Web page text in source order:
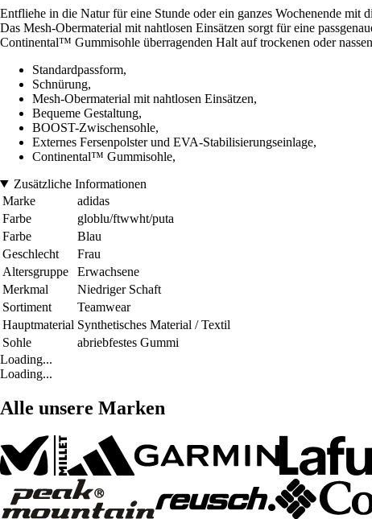
Entfliehe in die Natur für eine Stunde oder ein ganzes Wochenende
Das Mesh-Obermaterial mit nahtlosen Einsätzen sorgt für eine
Continental™ Gummisohle überragenden Halt auf trockenen oder
Standardpassform,
Schnürung,
Mesh-Obermaterial mit nahtlosen Einsätzen,
Bequeme Gestaltung,
BOOST-Zwischensohle,
Externes Fersenpolster und EVA-Stabilisierungseinlage,
Continental™ Gummisohle,
Zusätzliche Informationen
Marke
adidas
Farbe
globlu/ftwwht/puta
Farbe
Blau
Geschlecht
Frau
Altersgruppe
Erwachsene
Merkmal
Niedriger Schaft
Sortiment
Teamwear
Hauptmaterial Synthetisches Material / Textil
Sohle
abriebfestes Gummi
Loading...
Loading...
Alle unsere Marken